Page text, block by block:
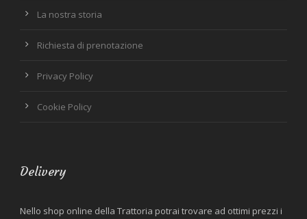
La nostra storia
Richiesta di prenotazione
Privacy Policy
Cookie Policy
Delivery
Nello shop online della Trattoria potrai trovare ad ottimi prezzi i